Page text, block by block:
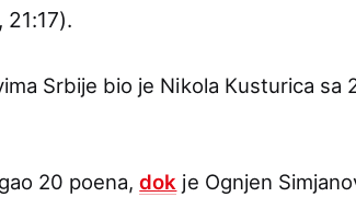
21:17).
Srbije bio je Nikola Кusturica sa
20 poena,dok je Ognjen